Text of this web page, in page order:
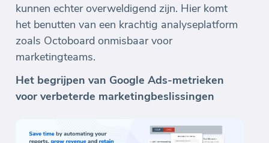
kunnen echter overweldigend zijn. Hier komt
het benutten van een krachtig analyseplatform
zoals Octoboard onmisbaar voor
marketingteams.
Het begrijpen van Google Ads-metrieken
voor verbeterde marketingbeslissingen